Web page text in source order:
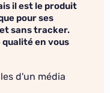
il est le produit
pour ses
sans tracker.
en vous
d'un média